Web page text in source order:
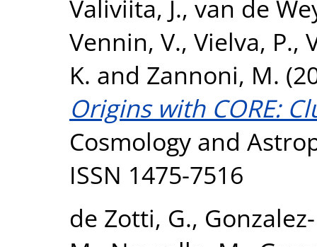
Valiviita, J., van de
Vennin, V., Vielva, P.,
K. and Zannoni, M.
Origins with CORE:
Cosmology and
ISSN 1475-7516
de Zotti, G.,